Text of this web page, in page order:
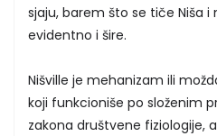
sjaju, barem što se tiče Niša i
evidentno i šire.
Nišville je mehanizam ili
koji funkcioniše po složenim
zakona društvene fiziologije,